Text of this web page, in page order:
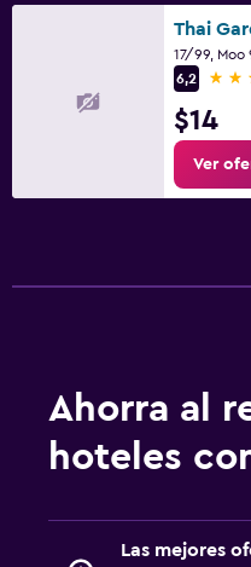
Thai
6,2
3
$14
Ver
Ahorra al
hoteles
Las mejores